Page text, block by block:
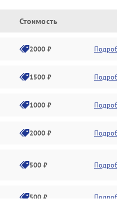
Стоимость
2000 ₽
1500 ₽
1000 ₽
2000 ₽
500 ₽
500 ₽